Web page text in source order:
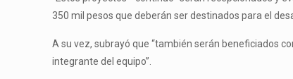
350 mil pesos que deberán ser destinados para el
A su vez, subrayó que “también serán beneficiados
integrante del equipo”.